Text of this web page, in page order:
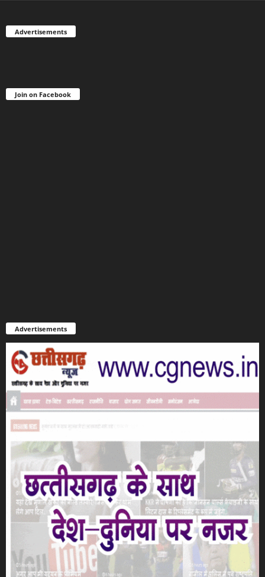
Advertisements
Join on Facebook
Advertisements